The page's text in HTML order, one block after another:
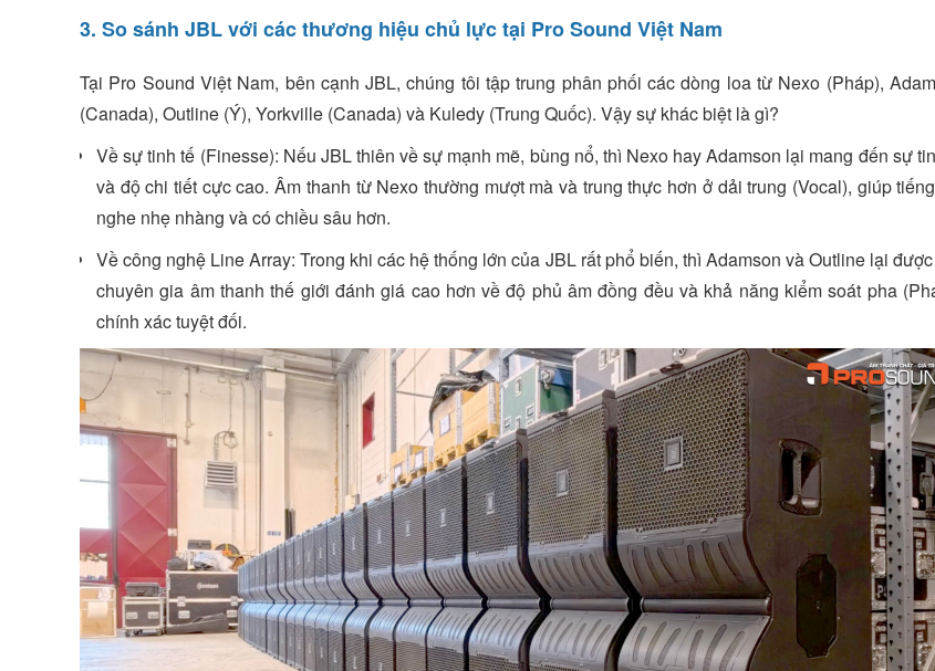
3. So sánh JBL với các thương hiệu chủ lực tại Pro Sound Việt Nam
Tại Pro Sound Việt Nam, bên cạnh JBL, chúng tôi tập trung phân phối các dòng loa từ Nexo (Pháp),
(Canada), Outline (Ý), Yorkville (Canada) và Kuledy (Trung Quốc). Vậy sự khác biệt là gì?
Về sự tinh tế (Finesse): Nếu JBL thiên về sự mạnh mẽ, bùng nổ, thì Nexo hay Adamson lại mang đến sự
và độ chi tiết cực cao. Âm thanh từ Nexo thường mượt mà và trung thực hơn ở dải trung (Vocal), giúp
nghe nhẹ nhàng và có chiều sâu hơn.
Về công nghệ Line Array: Trong khi các hệ thống lớn của JBL rất phổ biến, thì Adamson và Outline lại
chuyên gia âm thanh thế giới đánh giá cao hơn về độ phủ âm đồng đều và khả năng kiểm soát pha
chính xác tuyệt đối.